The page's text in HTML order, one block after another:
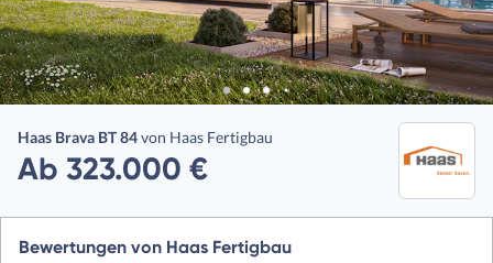
Haas Brava BT 84von Haas Fertigbau
Ab 323.000 €
Bewertungen von Haas Fertigbau